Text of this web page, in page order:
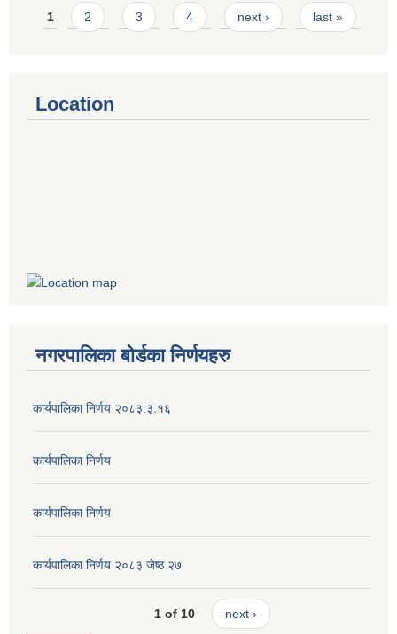
Pages
1 2 3 4 next › last »
Location
नगरपालिका बोर्डका निर्णयहरु
कार्यपालिका निर्णय २०८३.३.१६
कार्यपालिका निर्णय
कार्यपालिका निर्णय
कार्यपालिका निर्णय २०८३ जेष्ठ २७
1 of 10 next ›